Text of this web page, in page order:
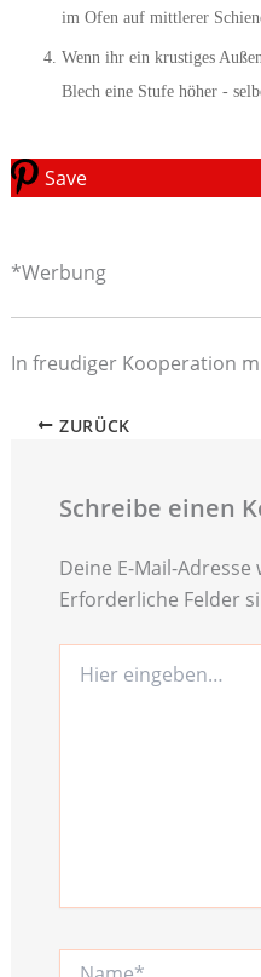
im Ofen auf mittlerer
Wenn ihr ein krustiges
Blech eine Stufe höher -
Save
*Werbung
In freudiger Kooperation
ZURÜCK
Schreibe einen
Deine E-Mail-
Erforderliche Felder
eingeben…